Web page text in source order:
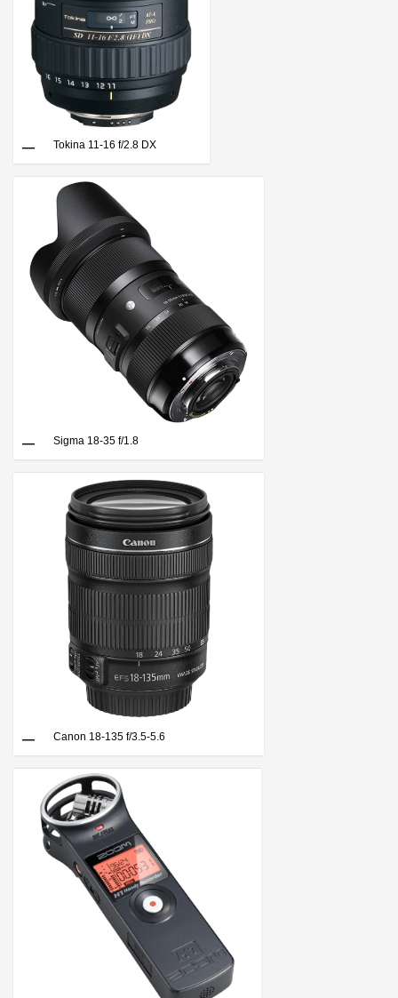
Tokina 11-16 f/2.8 DX
Sigma 18-35 f/1.8
Canon 18-135 f/3.5-5.6